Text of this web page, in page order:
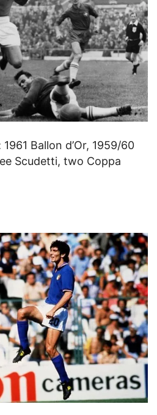
Ballon d’Or, 1959/60
Scudetti, two Coppa